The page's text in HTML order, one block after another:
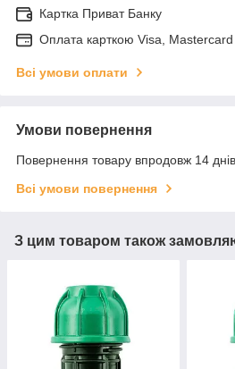
Картка Приват Банку
Оплата карткою Visa,
Всі умови оплати
Умови повернення
Повернення товару впродовж 14
Всі умови повернення
З цим товаром також